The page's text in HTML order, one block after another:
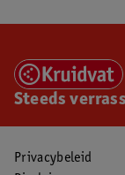
Steeds
Privacybeleid